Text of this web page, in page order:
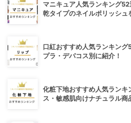
マニキュア人気ランキング
乾タイプのネイルポリッシュ
口紅おすすめ人気ランキン
プラ・デパコス別に紹介！
化粧下地おすすめ人気ランキ
ス・敏感肌向けナチュラル商